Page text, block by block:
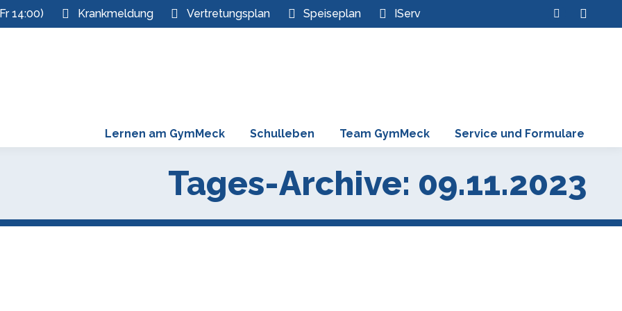
14:00) Krankmeldung Vertretungsplan Speiseplan IServ
Instagram
Search:
Lernen am GymMeck Schulleben Team GymMeck Service und Formulare
Tages-Archive: 09.11.2023